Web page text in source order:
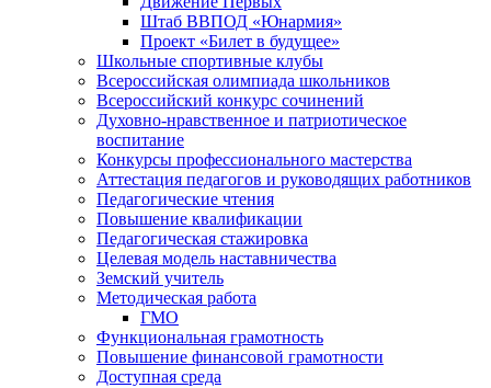
Штаб ВВПОД «Юнармия»
Проект «Билет в будущее»
Школьные спортивные клубы
Всероссийская олимпиада школьников
Всероссийский конкурс сочинений
Духовно-нравственное и патриотическое
воспитание
Конкурсы профессионального мастерства
Аттестация педагогов и руководящих работников
Педагогические чтения
Повышение квалификации
Педагогическая стажировка
Целевая модель наставничества
Земский учитель
Методическая работа
ГМО
Функциональная грамотность
Повышение финансовой грамотности
Доступная среда